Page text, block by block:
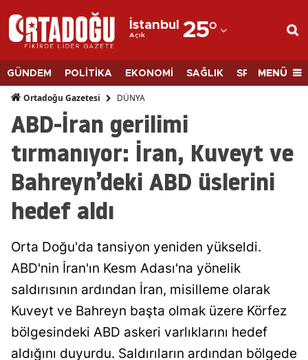
İstanbul
Açık 25°
Adana
Adıyaman
Afyonkarahisar
Ağrı
Amasya
Ankara
Aydın
Balıkesir
Bilecik
Bingöl
GÜNDEM POLİTİKA EKONOMİ SAĞLIK SPORMENÜ
Ortadoğu Gazetesi DÜNYA
ABD-İran gerilimi
tırmanıyor: İran, Kuveyt ve
Bahreyn’deki ABD üslerini
hedef aldı
Orta Doğu'da tansiyon yeniden yükseldi.
ABD'nin İran'ın Kesm Adası'na yönelik
saldırısının ardından İran, misilleme olarak
Kuveyt ve Bahreyn başta olmak üzere Körfez
bölgesindeki ABD askeri varlıklarını hedef
aldığını duyurdu. Saldırıların ardından bölgede